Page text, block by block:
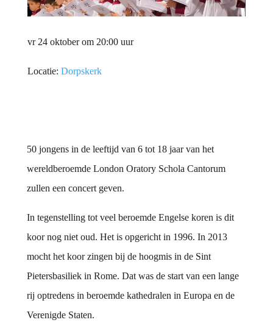
vr 24 oktober om 20:00 uur
Locatie: Dorpskerk
50 jongens in de leeftijd van 6 tot 18 jaar van het
wereldberoemde London Oratory Schola Cantorum
zullen een concert geven.
In tegenstelling tot veel beroemde Engelse koren is dit
koor nog niet oud. Het is opgericht in 1996. In 2013
mocht het koor zingen bij de hoogmis in de Sint
Pietersbasiliek in Rome. Dat was de start van een lange
rij optredens in beroemde kathedralen in Europa en de
Verenigde Staten.